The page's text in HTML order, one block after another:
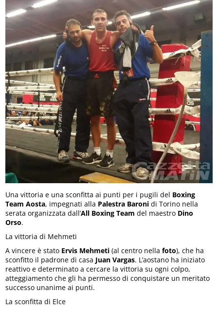
Una vittoria e una sconfitta ai punti per i pugili del Boxing
Team Aosta, impegnati alla Palestra Baroni di Torino nella
serata organizzata dall’All Boxing Team del maestro Dino
Orso.
La vittoria di Mehmeti
A vincere è stato Ervis Mehmeti(al centro nellafoto), che ha
sconfitto il padrone di casa Juan Vargas. L’aostano ha iniziato
reattivo e determinato a cercare la vittoria su ogni colpo,
atteggiamento che gli ha permesso di conquistare un meritato
successo unanime ai punti.
La sconfitta di Elce